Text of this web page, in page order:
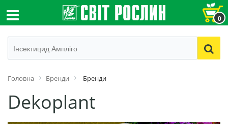
0
Головна Бренди Бренди
Dekoplant